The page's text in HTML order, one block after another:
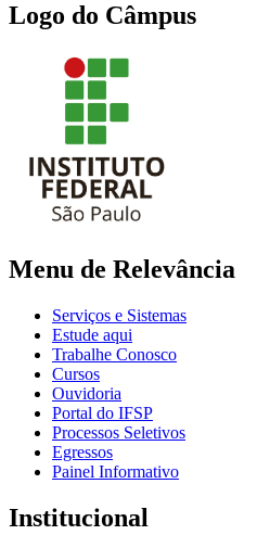
Logo do Câmpus
Menu de Relevância
Serviços e Sistemas
Estude aqui
Trabalhe Conosco
Cursos
Ouvidoria
Portal do IFSP
Processos Seletivos
Egressos
Painel Informativo
Institucional